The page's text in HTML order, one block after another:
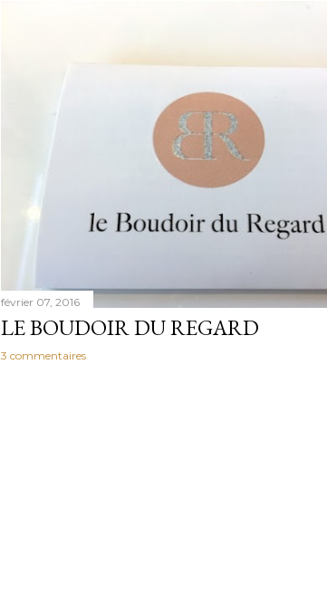
février 07, 2016
LE BOUDOIR DU REGARD
3 commentaires